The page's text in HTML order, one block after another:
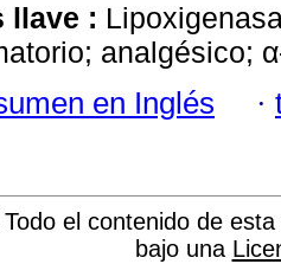
llave :
analgésico;
en Inglés ·
Todo el contenido de
bajo una